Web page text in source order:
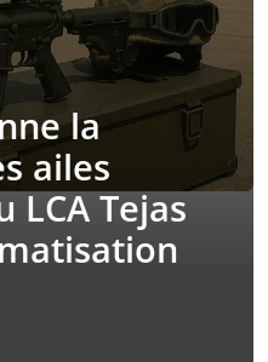
la
ailes
LCA Tejas